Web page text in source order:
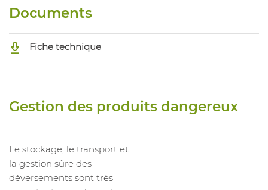
Documents
Fiche technique
Gestion des produits dangereux
Le stockage, le transport et
la gestion sûre des
déversements sont très